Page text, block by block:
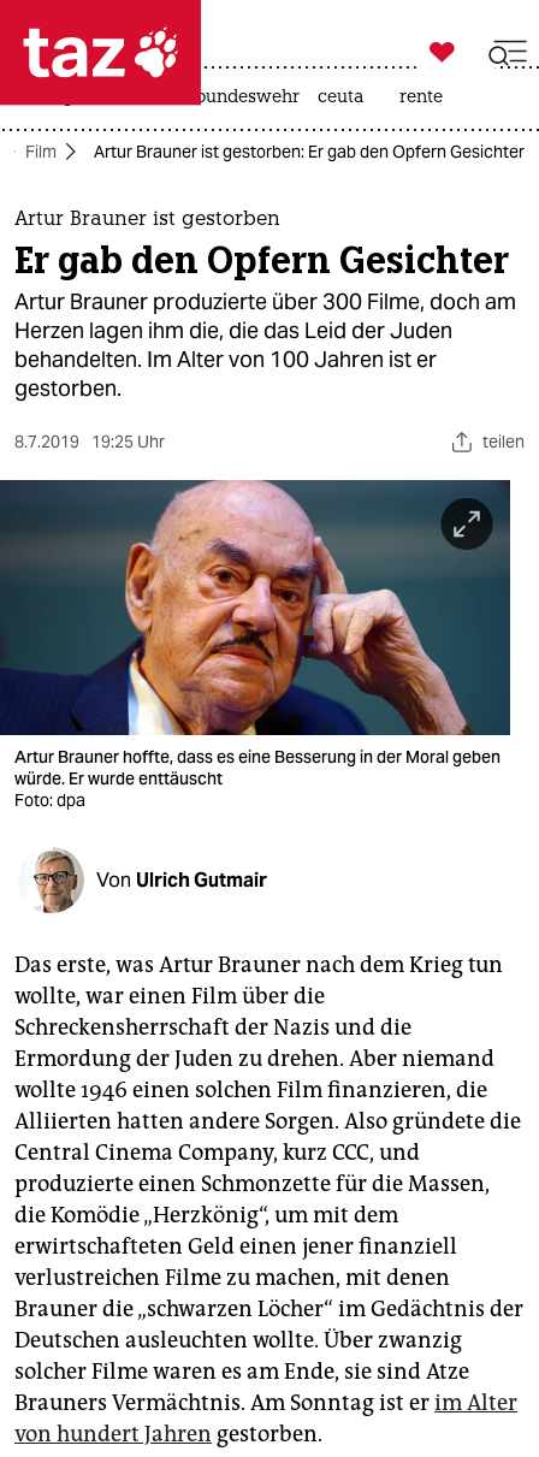
 taz zahl ich
taz zahl ich
themen
politik
öko
gesellschaft
kultur
sport
verlag
veranstaltungen
shop
fragen & hilfe
abo
genossenschaft
epaper login

taz zahl ich
bundeswehr ceuta rente
Film Artur Brauner ist gestorben: Er gab den Opfern Gesichter
Artur Brauner ist gestorben
Er gab den Opfern Gesichter
Artur Brauner produzierte über 300 Filme, doch am
Herzen lagen ihm die, die das Leid der Juden
behandelten. Im Alter von 100 Jahren ist er
gestorben.
8.7.2019 19:25 Uhr teilen
Artur Brauner hoffte, dass es eine Besserung in der Moral geben
würde. Er wurde enttäuscht
Foto: dpa
Von Ulrich Gutmair
Das erste, was Artur Brauner nach dem Krieg tun
wollte, war einen Film über die
Schreckensherrschaft der Nazis und die
Ermordung der Juden zu drehen. Aber niemand
wollte 1946 einen solchen Film finanzieren, die
Alliierten hatten andere Sorgen. Also gründete die
Central Cinema Company, kurz CCC, und
produzierte einen Schmonzette für die Massen,
die Komödie „Herzkönig“, um mit dem
erwirtschafteten Geld einen jener finanziell
verlustreichen Filme zu machen, mit denen
Brauner die „schwarzen Löcher“ im Gedächtnis der
Deutschen ausleuchten wollte. Über zwanzig
solcher Filme waren es am Ende, sie sind Atze
Brauners Vermächtnis. Am Sonntag ist erim Alter
von hundert Jahren gestorben.